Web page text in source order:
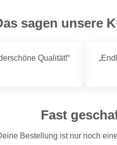
sagen unsere
Qualität!“
Fast
Bestellung ist nur noch